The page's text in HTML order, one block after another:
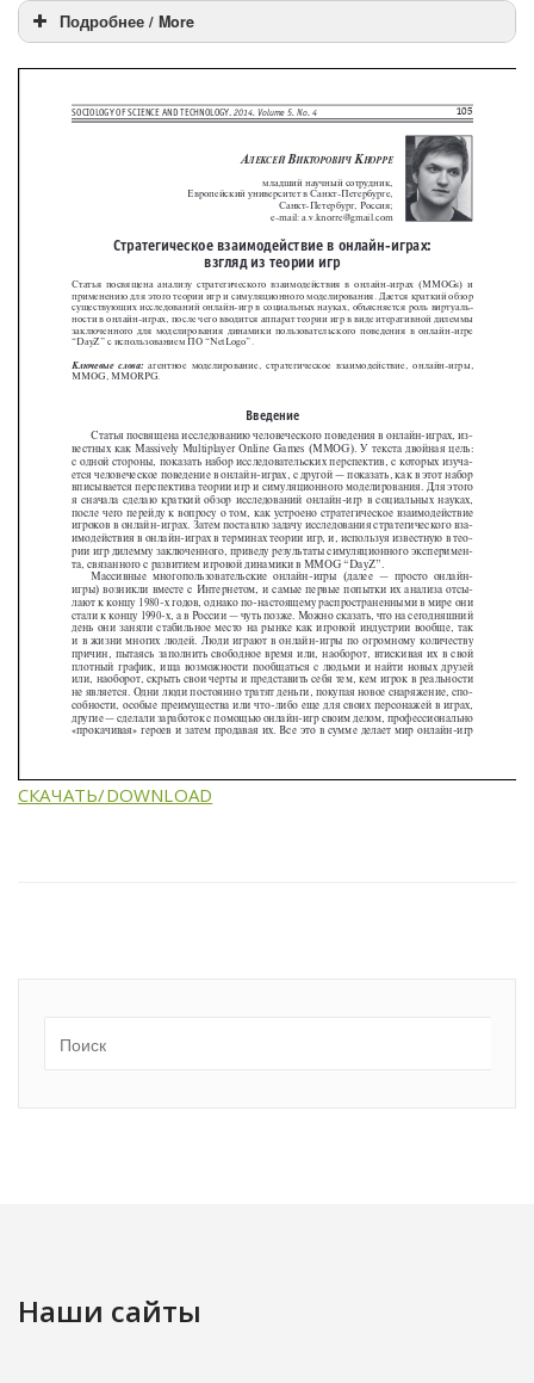
Подробнее / More
СКАЧАТЬ/DOWNLOAD
Наши сайты